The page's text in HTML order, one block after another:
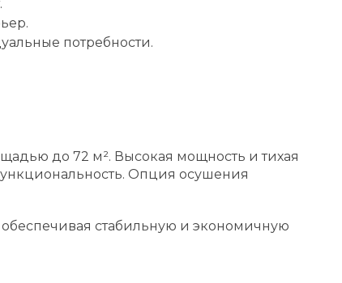
потребности.
до 72 м². Высокая мощность и тихая
Опция осушения
стабильную и экономичную